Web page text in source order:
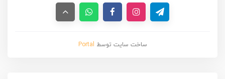
ساخت سایت توسط Portal